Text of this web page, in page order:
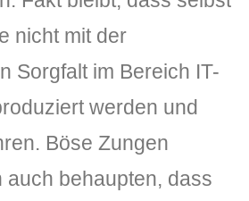
nicht mit der
Sorgfalt im Bereich IT-
werden und
Böse Zungen
auch behaupten, dass